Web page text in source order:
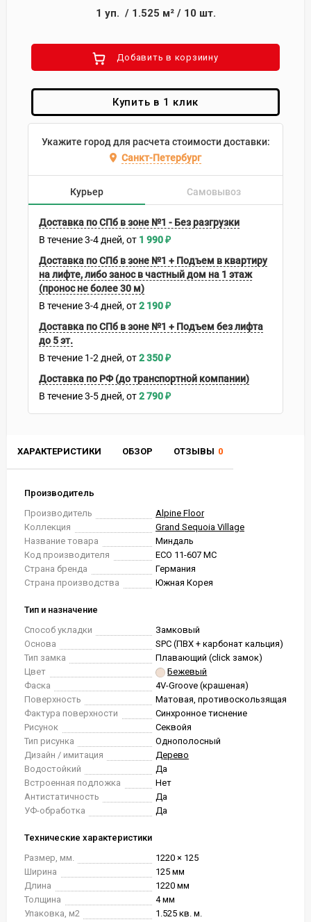
ХАРАКТЕРИСТИКИ ОБЗОР ОТЗЫВЫ 0
Производитель
Производитель
Alpine Floor
Коллекция
Grand Sequoia Village
Название товара
Миндаль
Код производителя
ECO 11-607 MC
Страна бренда
Германия
Страна производства
Южная Корея
Тип и назначение
Способ укладки
Замковый
Основа
SPC (ПВХ + карбонат кальция)
Тип замка
Плавающий (click замок)
Цвет
Бежевый
Фаска
4V-Groove (крашеная)
Поверхность
Матовая, противоскользящая
Фактура поверхности
Синхронное тиснение
Рисунок
Секвойя
Тип рисунка
Однополосный
Дизайн / имитация
Дерево
Водостойкий
Да
Встроенная подложка
Нет
Антистатичность
Да
УФ-обработка
Да
Технические характеристики
Размер, мм.
1220 × 125
Ширина
125 мм
Длина
1220 мм
Толщина
4 мм
Упаковка, м2
1.525 кв. м.
1 уп. / 1.525 м²/ 10 шт.
Добавить в корзиину
Купить в 1 клик
Укажите город для расчета стоимости доставки:
Санкт-Петербург
Курьер Самовывоз
Доставка по СПб в зоне №1 - Без разгрузки
В течение3-4 дней 1 990₽
Доставка по СПб в зоне №1 + Подъем в квартиру
на лифте, либо занос в частный дом на 1 этаж
(пронос не более 30 м)
В течение3-4 дней 2 190₽
Доставка по СПб в зоне №1 + Подъем без лифта
до 5 эт.
В течение 1-2 дней 2 350₽
Доставка по РФ (до транспортной компании)
В течение3-5 дней 2 790₽